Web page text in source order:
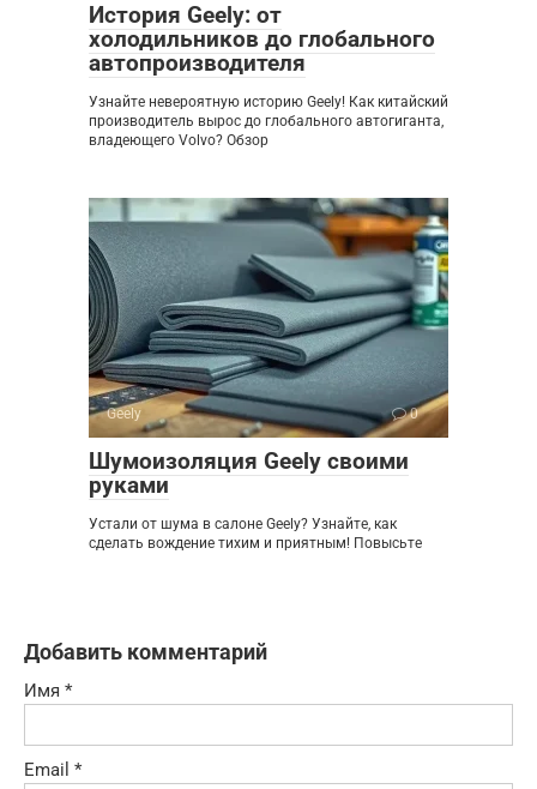
История Geely: от
холодильников до глобального
автопроизводителя
Узнайте невероятную историю Geely! Как китайский
производитель вырос до глобального автогиганта,
владеющего Volvo? Обзор
Geely 0
Шумоизоляция Geely своими
руками
Устали от шума в салоне Geely? Узнайте, как
сделать вождение тихим и приятным! Повысьте
Добавить комментарий
Имя *
Email *